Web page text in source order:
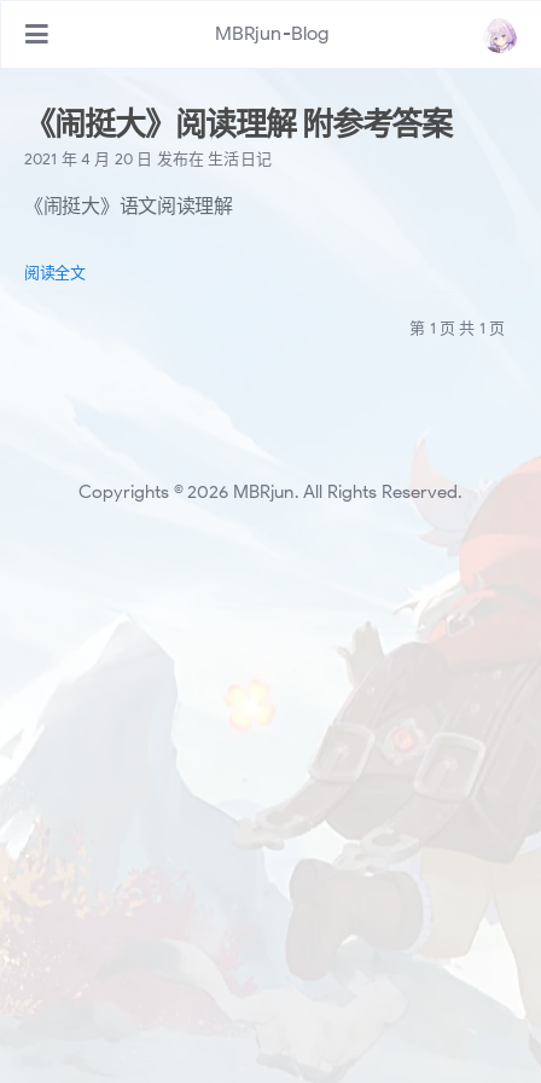
MBRjun-Blog
《闹挺大》阅读理解 附参考答案
2021 年 4 月 20 日 发布在 生活日记
《闹挺大》语文阅读理解
阅读全文
第 1 页 共 1 页
Copyrights © 2026 MBRjun. All Rights Reserved.